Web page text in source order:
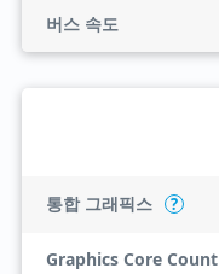
버스 속도
통합 그래픽스 ?
Graphics Core Count